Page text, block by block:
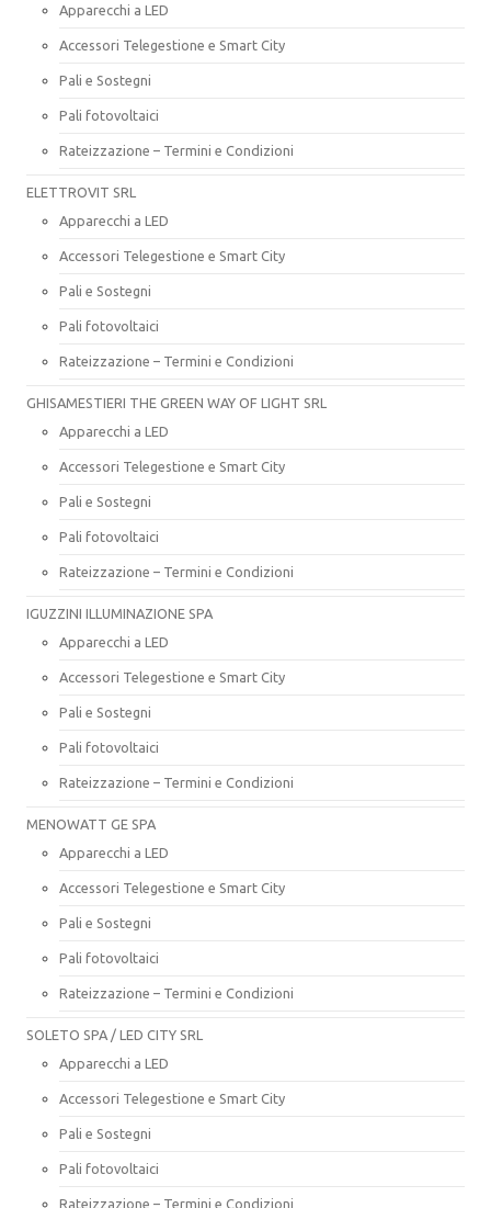
Apparecchi a LED
Accessori Telegestione e Smart City
Pali e Sostegni
Pali fotovoltaici
Rateizzazione – Termini e Condizioni
ELETTROVIT SRL
Apparecchi a LED
Accessori Telegestione e Smart City
Pali e Sostegni
Pali fotovoltaici
Rateizzazione – Termini e Condizioni
GHISAMESTIERI THE GREEN WAY OF LIGHT SRL
Apparecchi a LED
Accessori Telegestione e Smart City
Pali e Sostegni
Pali fotovoltaici
Rateizzazione – Termini e Condizioni
IGUZZINI ILLUMINAZIONE SPA
Apparecchi a LED
Accessori Telegestione e Smart City
Pali e Sostegni
Pali fotovoltaici
Rateizzazione – Termini e Condizioni
MENOWATT GE SPA
Apparecchi a LED
Accessori Telegestione e Smart City
Pali e Sostegni
Pali fotovoltaici
Rateizzazione – Termini e Condizioni
SOLETO SPA / LED CITY SRL
Apparecchi a LED
Accessori Telegestione e Smart City
Pali e Sostegni
Pali fotovoltaici
Rateizzazione – Termini e Condizioni